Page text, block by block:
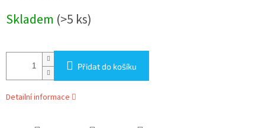
cena:
Skladem (>5 ks)
Přidat do košíku
Detailní informace